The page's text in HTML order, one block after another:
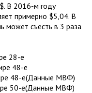
В 2016-м году
примерно $5,04. В
может съесть в 3 раза
28-е
48-е
48-е(Данные МВФ)
50-е(Данные МВФ)